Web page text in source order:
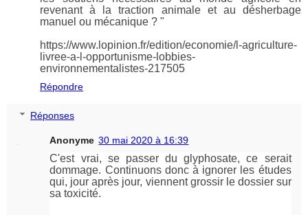
revenant à la traction animale et au désherbage
manuel ou mécanique ? "
https://www.lopinion.fr/edition/economie/l-agriculture-
livree-a-l-opportunisme-lobbies-
environnementalistes-217505
Répondre
Réponses
Anonyme 30 mai 2020 à 16:39
C'est vrai, se passer du glyphosate, ce serait
dommage. Continuons donc à ignorer les études
qui, jour après jour, viennent grossir le dossier sur
sa toxicité.